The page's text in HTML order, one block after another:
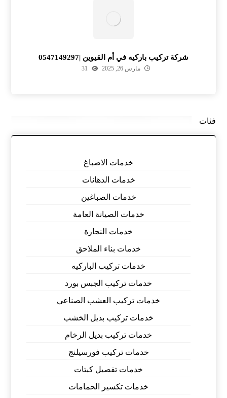
شركة تركيب باركيه في أم القيوين |0547149297
مارس 26, 2025 31
فئات
خدمات الاصباغ
خدمات الدهانات
خدمات الصباغين
خدمات الصيانة العامة
خدمات النجارة
خدمات بناء الملاحق
خدمات تركيب الباركيه
خدمات تركيب الجبس بورد
خدمات تركيب العشب الصناعي
خدمات تركيب بديل الخشب
خدمات تركيب بديل الرخام
خدمات تركيب فورسيلنج
خدمات تفصيل كبتات
خدمات تكسير الحمامات